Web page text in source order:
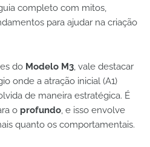
completo com mitos,
para ajudar na criação
do Modelo M3, vale destacar
onde a atração inicial (A1)
de maneira estratégica. É
o profundo, e isso envolve
quanto os comportamentais.